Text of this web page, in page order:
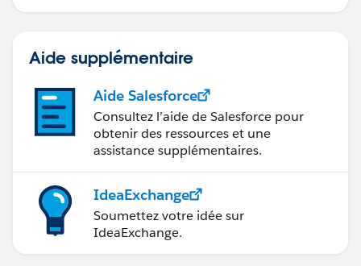
Aide supplémentaire
Aide Salesforce
Consultez l’aide de Salesforce pour
obtenir des ressources et une
assistance supplémentaires.
IdeaExchange
Soumettez votre idée sur
IdeaExchange.